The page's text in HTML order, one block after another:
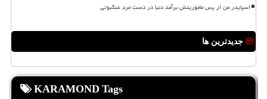
اسپایدر من از پس ماموریتش برآمد دنیا در دست مرد عنکبوتی
جدیدترین ها
KARAMOND Tags